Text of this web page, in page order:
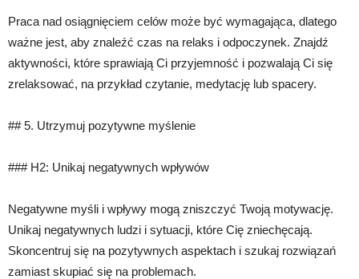
Praca nad osiągnięciem celów może być wymagająca, dlatego
ważne jest, aby znaleźć czas na relaks i odpoczynek. Znajdź
aktywności, które sprawiają Ci przyjemność i pozwalają Ci się
zrelaksować, na przykład czytanie, medytację lub spacery.
## 5. Utrzymuj pozytywne myślenie
### H2: Unikaj negatywnych wpływów
Negatywne myśli i wpływy mogą zniszczyć Twoją motywację.
Unikaj negatywnych ludzi i sytuacji, które Cię zniechęcają.
Skoncentruj się na pozytywnych aspektach i szukaj rozwiązań
zamiast skupiać się na problemach.